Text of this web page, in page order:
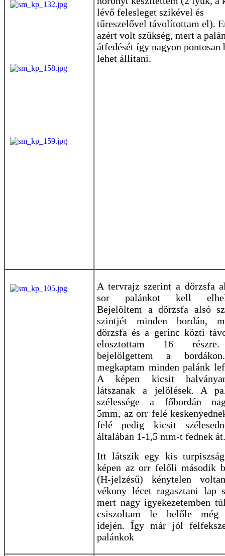
lévő felesleget szikével és
tűreszelővel távolítottam el).
azért volt szükség, mert a
átfedését így nagyon pontosan
lehet állítani.
A tervrajz szerint a dörzsfa
sor palánkot kell
Bejelöltem a dörzsfa alsó
szintjét minden bordán,
dörzsfa és a gerinc közti
elosztottam 16
bejelölgettem a
megkaptam minden palánk
A képen kicsit
látszanak a jelölések. A
szélessége a főbordán
5mm, az orr felé
felé pedig kicsit
általában 1-1,5 mm-t fednek át.
Itt látszik egy kis
képen az orr felőli második
(H-jelzésű) kénytelen
vékony lécet ragasztani lap
mert nagy igyekezetemben
csiszoltam le belőle még
idején. Így már jól
palánkok